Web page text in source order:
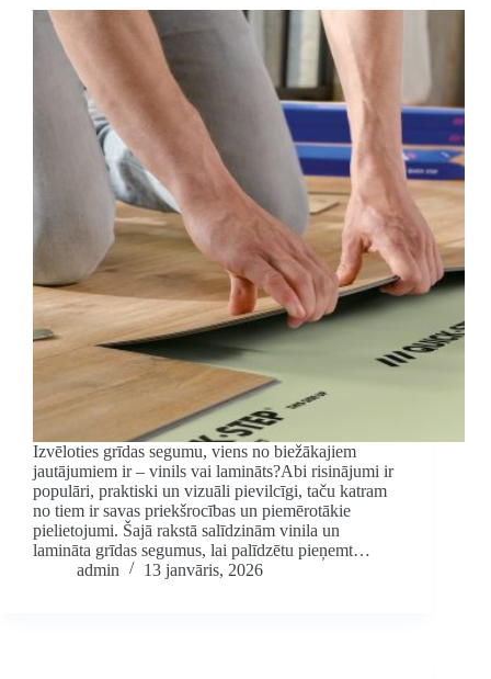
Izvēloties grīdas segumu, viens no biežākajiem
jautājumiem ir – vinils vai lamināts?Abi risinājumi ir
populāri, praktiski un vizuāli pievilcīgi, taču katram
no tiem ir savas priekšrocības un piemērotākie
pielietojumi. Šajā rakstā salīdzinām vinila un
lamināta grīdas segumus, lai palīdzētu pieņemt…
admin
13 janvāris, 2026